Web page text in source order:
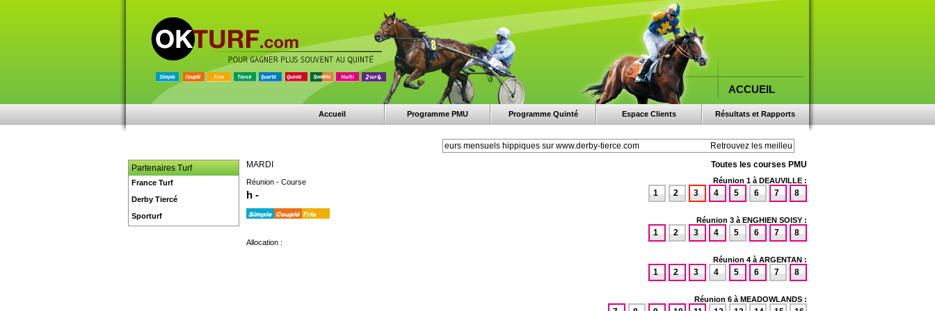
ACCUEIL
Résultats et Rapports
Espace Clients
Programme Quinté
Programme PMU
Accueil
Toutes les courses PMU
Réunion 1 à DEAUVILLE :
8
7
6
5
4
3
2
1
Réunion 3 à ENGHIEN SOISY :
8
7
6
5
4
3
2
1
Réunion 4 à ARGENTAN :
8
7
6
5
4
3
2
1
Réunion 6 à MEADOWLANDS :
MARDI
Réunion - Course
h -
Allocation :
Partenaires Turf
France Turf
Derby Tiercé
Sporturf